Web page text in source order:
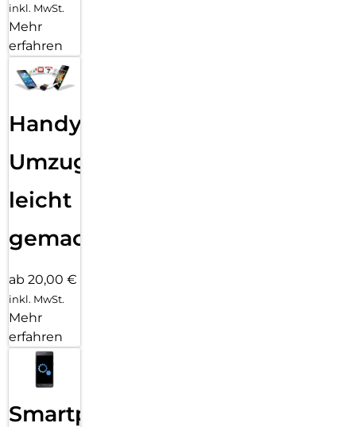
inkl. MwSt.
Mehr
erfahren
Handy
Umzug
leicht
gemacht!
ab 20,00 €
inkl. MwSt.
Mehr
erfahren
Smartphone